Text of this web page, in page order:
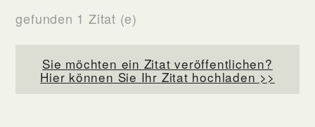
gefunden 1 Zitat (e)
Sie möchten ein Zitat veröffentlichen?
Hier können Sie Ihr Zitat hochladen >>